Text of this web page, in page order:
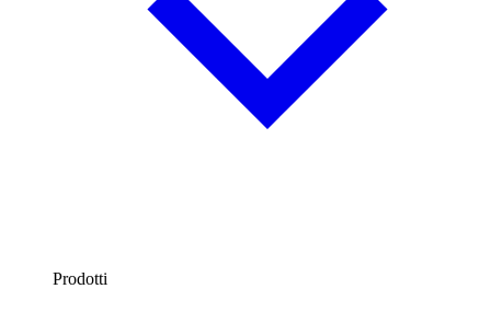
Prodotti